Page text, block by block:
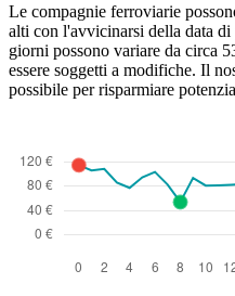
Le compagnie ferroviarie
alti con l'avvicinarsi della data
giorni possono variare da circa
essere soggetti a modifiche. Il
possibile per risparmiare